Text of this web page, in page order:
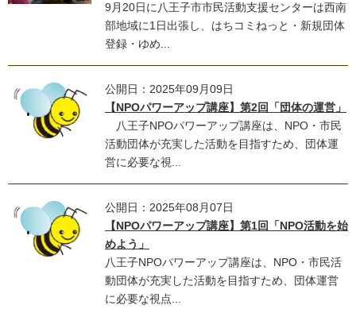
9月20日に八王子市市民活動支援センターは西南
部地域に1日出張し、はちコミねっと・新規団体
登録・ゆめ...
公開日：2025年09月09日
【NPOパワーアップ講座】第2回「団体の運営」
八王子NPOパワーアップ講座は、NPO・市民
活動団体が充実した活動を目指すため、団体運
営に必要な視...
公開日：2025年08月07日
【NPOパワーアップ講座】第1回「NPO活動を始
めよう」
八王子NPOパワーアップ講座は、NPO・市民活
動団体が充実した活動を目指すため、団体運営
に必要な視点...